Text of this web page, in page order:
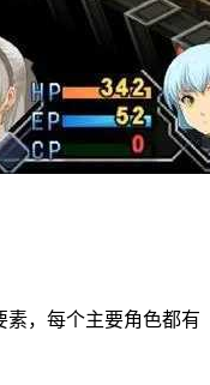
，每个主要角色都有